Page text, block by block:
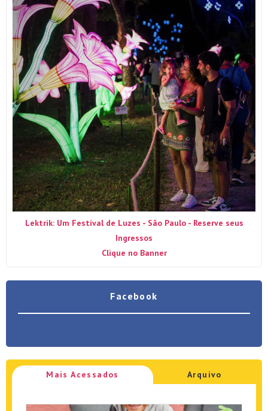
Lektrik: Um Festival de Luzes - São Paulo - Reserve seus
Ingressos
Clique no Banner
Facebook
Mais Acessados Arquivo